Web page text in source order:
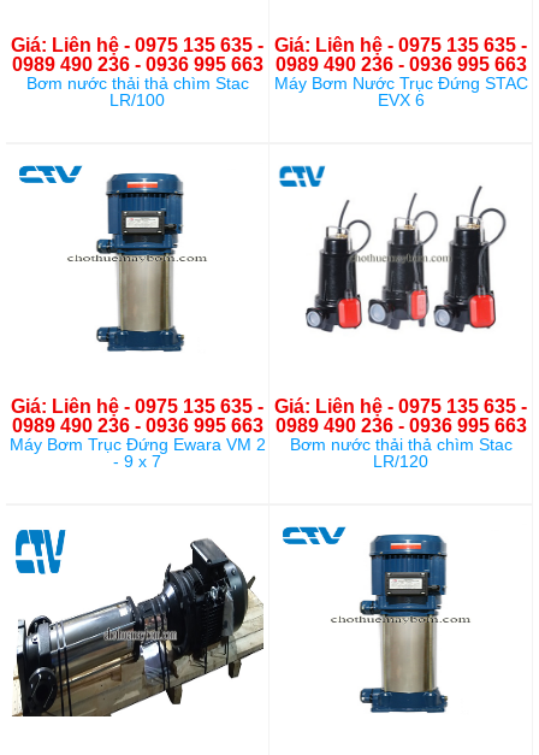
Giá: Liên hệ - 0975 135 635 -
0989 490 236 - 0936 995 663
Bơm nước thải thả chìm Stac
LR/100
Giá: Liên hệ - 0975 135 635 -
0989 490 236 - 0936 995 663
Máy Bơm Nước Trục Đứng STAC
EVX 6
Giá: Liên hệ - 0975 135 635 -
0989 490 236 - 0936 995 663
Máy Bơm Trục Đứng Ewara VM 2
- 9 x 7
Giá: Liên hệ - 0975 135 635 -
0989 490 236 - 0936 995 663
Bơm nước thải thả chìm Stac
LR/120